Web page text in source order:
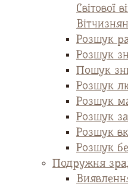
Світової
Розшук
Розшук
Пошук
Розшук
Розшук
Розшук
Розшук
Розшук
Подружня